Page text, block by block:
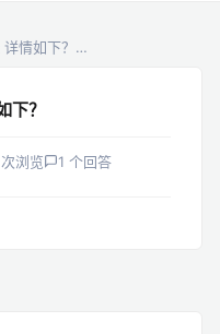
详情如下？…
下？
浏览 1 个回答